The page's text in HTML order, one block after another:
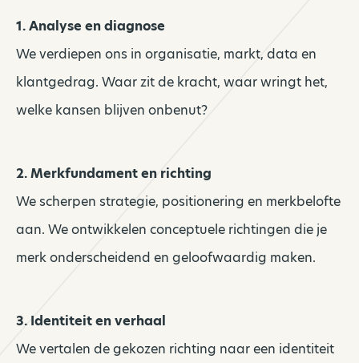
1. Analyse en diagnose
We verdiepen ons in organisatie, markt, data en
klantgedrag. Waar zit de kracht, waar wringt het,
welke kansen blijven onbenut?
2. Merkfundament en richting
We scherpen strategie, positionering en merkbelofte
aan. We ontwikkelen conceptuele richtingen die je
merk onderscheidend en geloofwaardig maken.
3. Identiteit en verhaal
We vertalen de gekozen richting naar een identiteit